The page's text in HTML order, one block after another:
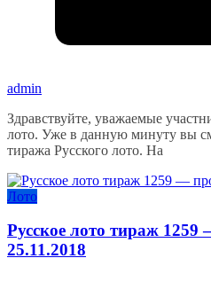
admin
Здравствуйте, уважаемые
лото. Уже в данную минуту вы
тиража Русского лото. На
Лото
Русское лото тираж 1259
25.11.2018